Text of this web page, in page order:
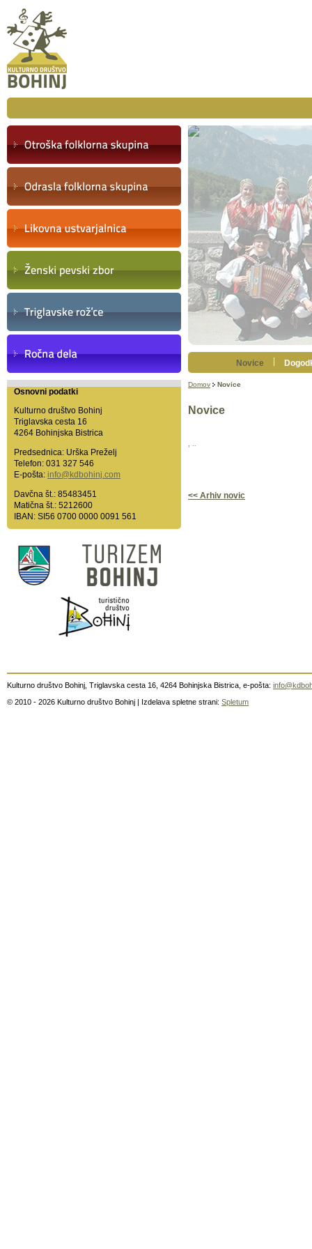
Novice
Osnovni podatki
Kulturno društvo Bohinj
Triglavska cesta 16
4264 Bohinjska Bistrica
Predsednica: Urška Preželj
Telefon: 031 327 546
E-pošta: info@kdbohinj.com
Davčna št.: 85483451
Matična št.: 5212600
IBAN: SI56 0700 0000 0091 561
Domov Novice
Novice
<< Arhiv novic
Kulturno društvo Bohinj, Triglavska cesta 16, 4264 Bohinjska Bistrica, e-pošta:
© 2010 - 2026 Kulturno društvo Bohinj | Izdelava spletne strani: Spletum